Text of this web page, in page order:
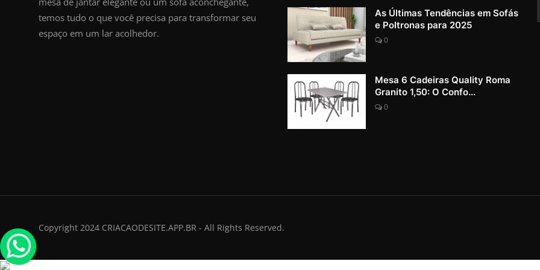
temos tudo o que você precisa para transformar seu
espaço em um lar acolhedor.
As Últimas Tendências em Sofás
e Poltronas para 2025
0
Mesa 6 Cadeiras Quality Roma
Granito 1,50: O Confo...
0
Copyright 2024 CRIACAODESITE.APP.BR - All Rights Reserved.